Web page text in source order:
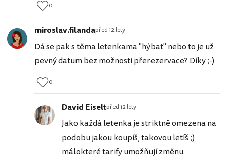
0
miroslav.filandapřed 12 lety
Dá se pak s těma letenkama "hýbat" nebo to je už
pevný datum bez možnosti přerezervace? Díky ;-)
0
David Eiseltpřed 12 lety
Jako každá letenka je striktně omezena na
podobu jakou koupíš, takovou letíš ;)
málokteré tarify umožňují změnu.